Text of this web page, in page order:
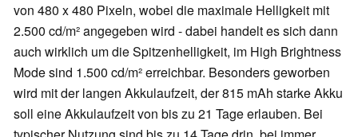
von 480 x 480 Pixeln, wobei die maximale Helligkeit mit
2.500 cd/m² angegeben wird - dabei handelt es sich dann
auch wirklich um die Spitzenhelligkeit, im High Brightness
Mode sind 1.500 cd/m² erreichbar. Besonders geworben
wird mit der langen Akkulaufzeit, der 815 mAh starke Akku
soll eine Akkulaufzeit von bis zu 21 Tage erlauben. Bei